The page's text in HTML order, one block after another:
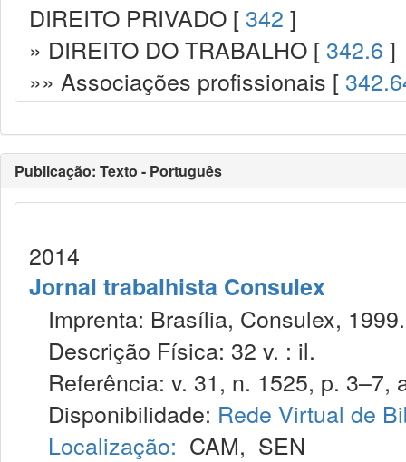
DIREITO PRIVADO [ 342 ]
» DIREITO DO TRABALHO [ 342.6 ]
»» Associações profissionais [
Publicação: Texto - Português
2014
Jornal trabalhista Consulex
Imprenta: Brasília, Consulex, 1999.
Descrição Física: 32 v. : il.
Referência: v. 31, n. 1525, p. 3–7,
Disponibilidade: Rede Virtual de
Localização: CAM, SEN